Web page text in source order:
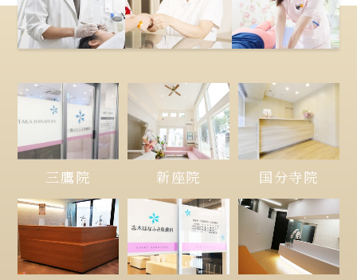
三鷹院 新座院 国分寺院